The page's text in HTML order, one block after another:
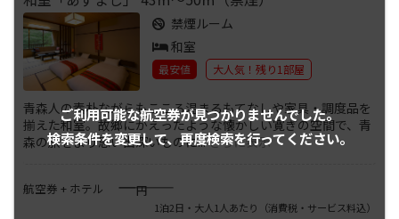
ご利用可能な航空券が見つかりませんでした。
検索条件を変更して、再度検索を行ってください。
禁煙ルーム
和室
最安値 大人気！残り1部屋
青森人の素朴ながらもこころ温まるもてなしや家具・調度品を
揃えた和室。故郷にかえったような懐かしい寛ぎの空間で、青
森の旅をより思い出深いものに...さらに表示
航空券 + ホテル ――――円
1泊2日・大人1人あたり （消費税・サービス料込）